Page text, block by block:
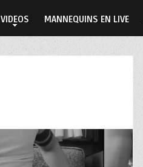
VIDEOS MANNEQUINS EN LIVE